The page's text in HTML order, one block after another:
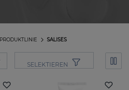
SALISES
PRODUKTLINIE
SELEKTIEREN